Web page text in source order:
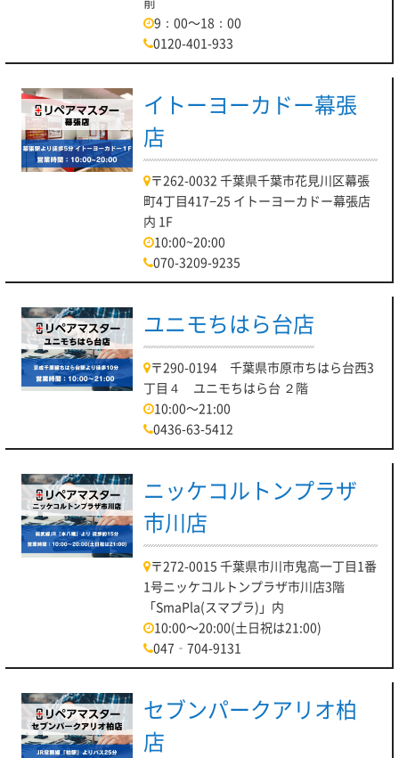
9：00～18：00
0120-401-933
イトーヨーカドー幕張
店
〒262-0032 千葉県千葉市花見川区幕張
町4丁目417−25 イトーヨーカドー幕張店
内 1F
10:00~20:00
070-3209-9235
ユニモちはら台店
〒290-0194 千葉県市原市ちはら台西3
丁目４ ユニモちはら台 ２階
10:00～21:00
0436-63-5412
ニッケコルトンプラザ
市川店
〒272-0015 千葉県市川市鬼高一丁目1番
1号ニッケコルトンプラザ市川店3階
「SmaPla(スマプラ)」内
10:00～20:00(土日祝は21:00)
047‐704-9131
セブンパークアリオ柏
店